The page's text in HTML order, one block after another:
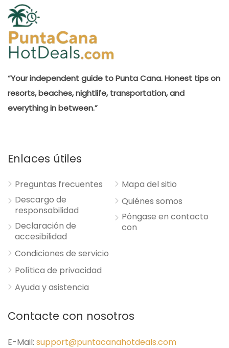
“Your independent guide to Punta Cana. Honest tips on
resorts, beaches, nightlife, transportation, and
everything in between.”
Enlaces útiles
Preguntas frecuentes
Descargo de
responsabilidad
Declaración de
accesibilidad
Condiciones de servicio
Política de privacidad
Ayuda y asistencia
Mapa del sitio
Quiénes somos
Póngase en contacto
con
Contacte con nosotros
E-Mail: support@puntacanahotdeals.com